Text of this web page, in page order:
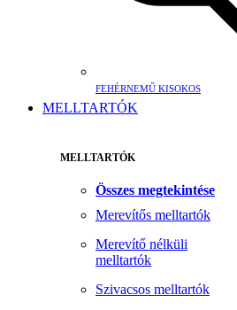
FEHÉRNEMŰ KISOKOS
MELLTARTÓK
MELLTARTÓK
Összes megtekintése
Merevítős melltartók
Merevítő nélküli
melltartók
Szivacsos melltartók